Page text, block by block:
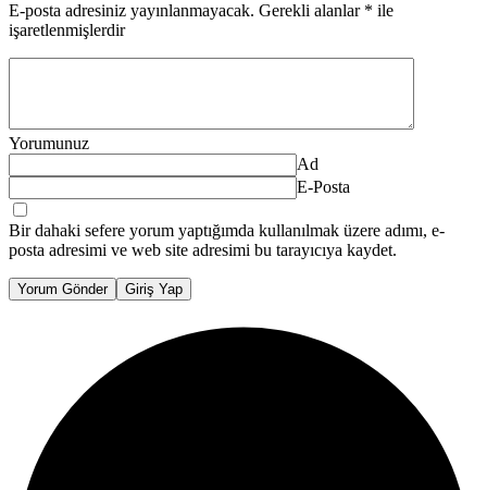
E-posta adresiniz yayınlanmayacak. Gerekli alanlar * ile
işaretlenmişlerdir
Yorumunuz
Ad
E-Posta
Bir dahaki sefere yorum yaptığımda kullanılmak üzere adımı, e-
posta adresimi ve web site adresimi bu tarayıcıya kaydet.
Yorum Gönder Giriş Yap